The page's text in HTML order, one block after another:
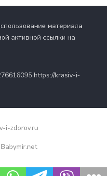
материала
активной ссылки на
https://krasiv-i-
i-zdorov.ru
Babymir.net